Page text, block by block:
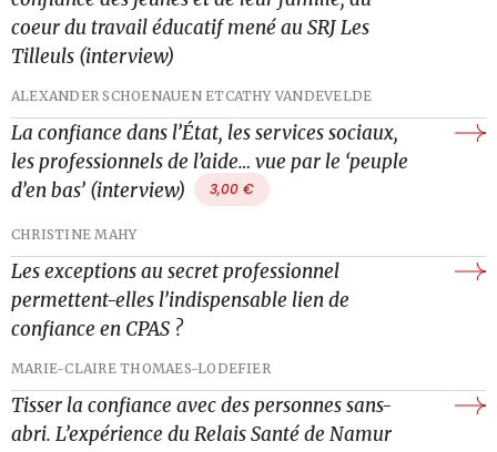
coeur du travail éducatif mené au SRJ Les
Tilleuls (interview)
ALEXANDER SCHOENAUEN ETCATHY VANDEVELDE
La confiance dans l’État, les services sociaux,
les professionnels de l’aide… vue par le ‘peuple
d’en bas’ (interview)
3,00 €
CHRISTINE MAHY
Les exceptions au secret professionnel
permettent-elles l’indispensable lien de
confiance en CPAS ?
MARIE-CLAIRE THOMAES-LODEFIER
Tisser la confiance avec des personnes sans-
abri. L’expérience du Relais Santé de Namur